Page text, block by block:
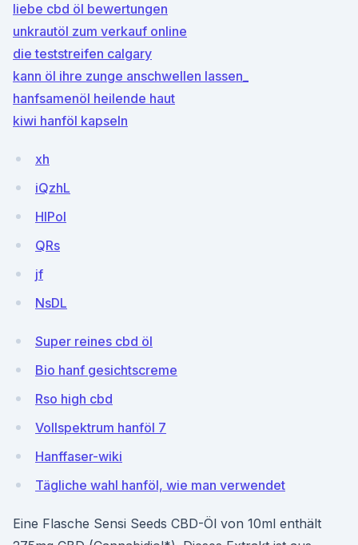
liebe cbd öl bewertungen
unkrautöl zum verkauf online
die teststreifen calgary
kann öl ihre zunge anschwellen lassen_
hanfsamenöl heilende haut
kiwi hanföl kapseln
xh
iQzhL
HlPol
QRs
jf
NsDL
Super reines cbd öl
Bio hanf gesichtscreme
Rso high cbd
Vollspektrum hanföl 7
Hanffaser-wiki
Tägliche wahl hanföl, wie man verwendet
Eine Flasche Sensi Seeds CBD-Öl von 10ml enthält